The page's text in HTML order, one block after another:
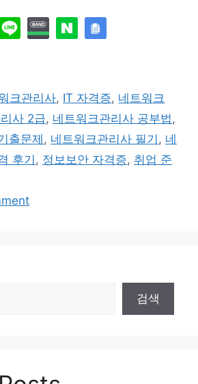
크관리사, IT 자격증, 네트워크
사 2급, 네트워크관리사 공부법,
출문제 , 네트워크관리사 필기 , 네
후기 , 정보보안 자격증, 취업 준
검색